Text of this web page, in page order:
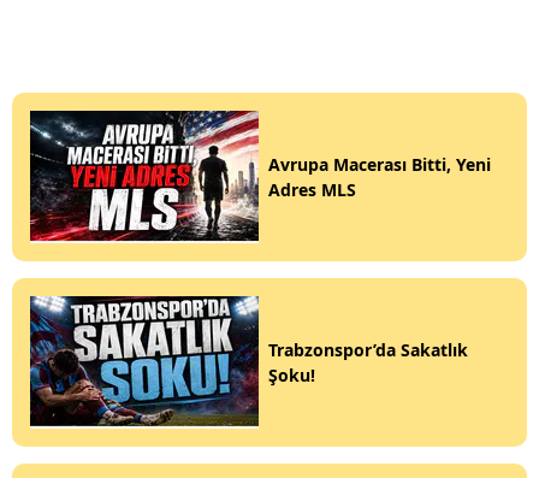
Avrupa Macerası Bitti, Yeni
Adres MLS
Trabzonspor’da Sakatlık
Şoku!